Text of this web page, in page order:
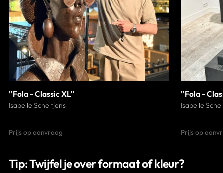
''Fola - Classic XL''
Isabelle Scheltjens
Prijs op aanvraag
''Fola -
Isabelle
Prijs op
Tip: Twijfel je over formaat of kleur?